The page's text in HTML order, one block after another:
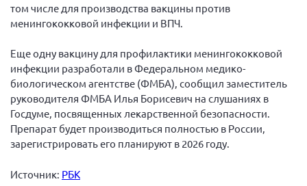
том числе для производства вакцины против
менингококковой инфекции и ВПЧ.
Еще одну вакцину для профилактики менингококковой
инфекции разработали в Федеральном медико-
биологическом агентстве (ФМБА), сообщил заместитель
руководителя ФМБА Илья Борисевич на слушаниях в
Госдуме, посвященных лекарственной безопасности.
Препарат будет производиться полностью в России,
зарегистрировать его планируют в 2026 году.
Источник: РБК